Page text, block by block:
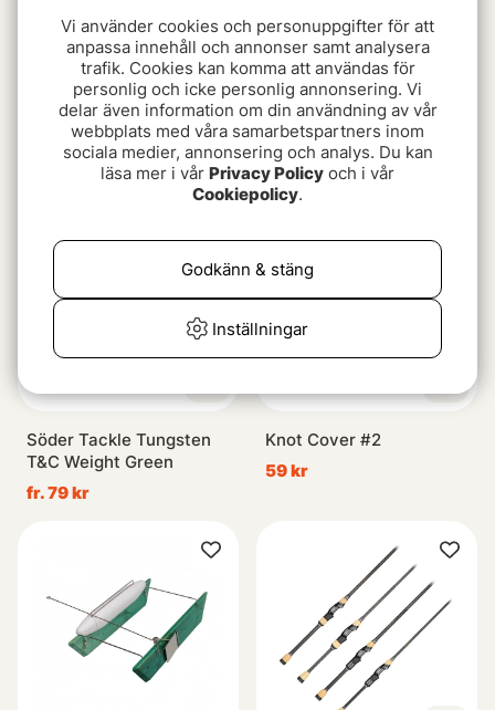
Ice Braid 50m Flätlina
149 kr
Shimano Sedona FI
1149 kr
Söder Tackle Tungsten
T&C Weight Green
fr. 79 kr
Knot Cover #2
59 kr
Vi använder cookies och personuppgifter för att
anpassa innehåll och annonser samt analysera
trafik. Cookies kan komma att användas för
personlig och icke personlig annonsering. Vi
delar även information om din användning av vår
webbplats med våra samarbetspartners inom
sociala medier, annonsering och analys. Du kan
läsa mer i vår Privacy Policy och i vår
Cookiepolicy.
Inställningar
Godkänn & stäng